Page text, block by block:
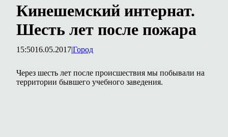
Кинешемский интернат.
Шесть лет после пожара
15:5016.05.2017|Город
Через шесть лет после происшествия мы побывали на
территории бывшего учебного заведения.